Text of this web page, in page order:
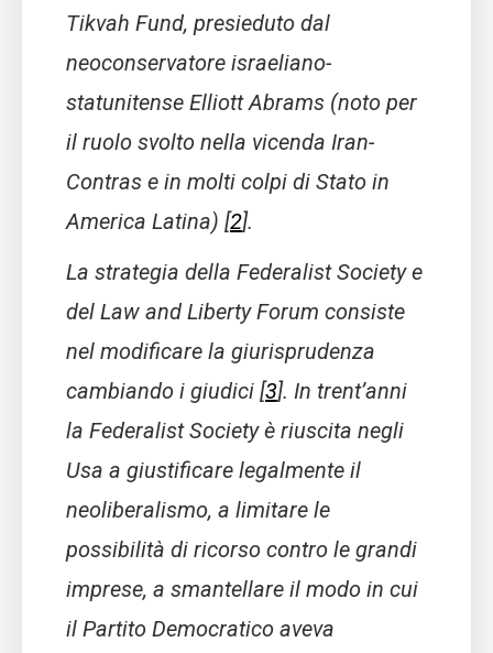
Tikvah Fund, presieduto dal
neoconservatore israeliano-
statunitense Elliott Abrams (noto per
il ruolo svolto nella vicenda Iran-
Contras e in molti colpi di Stato in
America Latina) [2].
La strategia della Federalist Society e
del Law and Liberty Forum consiste
nel modificare la giurisprudenza
cambiando i giudici [3]. In trent’anni
la Federalist Society è riuscita negli
Usa a giustificare legalmente il
neoliberalismo, a limitare le
possibilità di ricorso contro le grandi
imprese, a smantellare il modo in cui
il Partito Democratico aveva